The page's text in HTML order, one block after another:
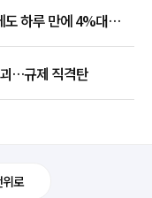
도 하루 만에 4%대
…규제 직격탄
위로